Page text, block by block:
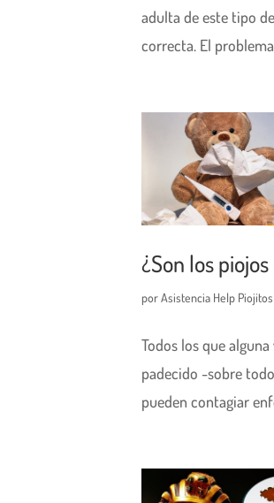
adulta de este tipo
correcta. El
¿Son los
porAsistencia Help Piojitos
Todos los que
padecido -sobre
pueden contagiar